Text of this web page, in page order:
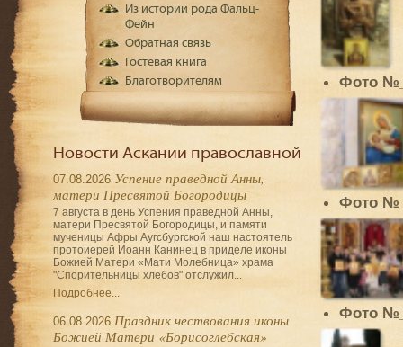
Фото
Фото
Фото
Из истории рода Фальц-
Фейн
Обратная связь
Гостевая книга
Благотворителям
Новости Аскании православной
07.08.2026 Успение праведной Анны,
матери Пресвятой Богородицы
7 августа в день Успения праведной Анны,
матери Пресвятой Богородицы, и памяти
мученицы Афры Аугсбургской наш настоятель
протоиерей Иоанн Канинец в приделе иконы
Божией Матери «Мати Молебница» храма
"Спорительницы хлебов" отслужил...
Подробнее...
06.08.2026 Праздник чествования иконы
Божией Матери «Борисоглебская»